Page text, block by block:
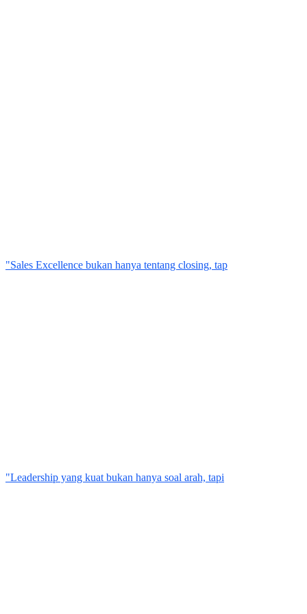
"Sales Excellence bukan hanya tentang closing, tap
"Leadership yang kuat bukan hanya soal arah, tapi